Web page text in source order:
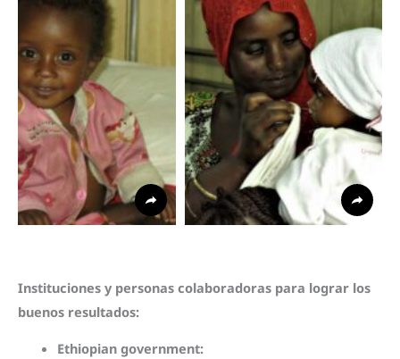
Instituciones y personas colaboradoras para lograr los
buenos resultados:
Ethiopian government: